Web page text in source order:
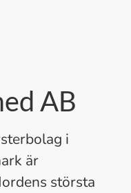
AB
i
är
största